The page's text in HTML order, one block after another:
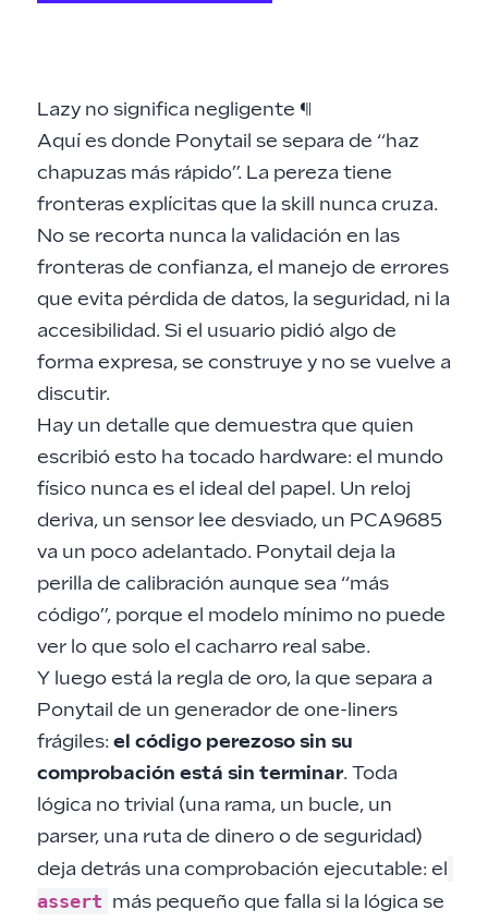
Lazy no significa negligente ¶
Aquí es donde Ponytail se separa de “haz
chapuzas más rápido”. La pereza tiene
fronteras explícitas que la skill nunca cruza.
No se recorta nunca la validación en las
fronteras de confianza, el manejo de errores
que evita pérdida de datos, la seguridad, ni la
accesibilidad. Si el usuario pidió algo de
forma expresa, se construye y no se vuelve a
discutir.
Hay un detalle que demuestra que quien
escribió esto ha tocado hardware: el mundo
físico nunca es el ideal del papel. Un reloj
deriva, un sensor lee desviado, un PCA9685
va un poco adelantado. Ponytail deja la
perilla de calibración aunque sea “más
código”, porque el modelo mínimo no puede
ver lo que solo el cacharro real sabe.
Y luego está la regla de oro, la que separa a
Ponytail de un generador de one-liners
frágiles: el código perezoso sin su
comprobación está sin terminar. Toda
lógica no trivial (una rama, un bucle, un
parser, una ruta de dinero o de seguridad)
deja detrás una comprobación ejecutable: el
assert más pequeño que falla si la lógica se